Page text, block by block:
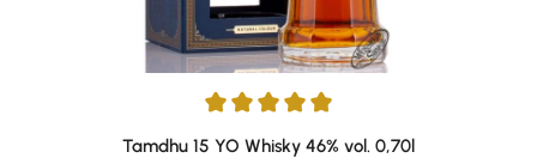
Durchschnittliche Bewertung von 5 von 5 Sternen
Tamdhu 15 YO Whisky 46% vol. 0,70l